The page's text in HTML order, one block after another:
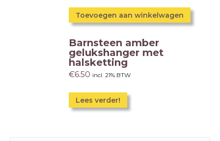
Toevoegen aan winkelwagen
Barnsteen amber
gelukshanger met
halsketting
€6.50 incl. 21% BTW
Lees verder!